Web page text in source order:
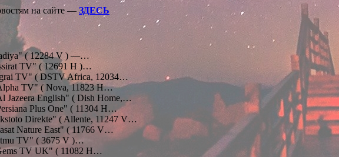
на сайте — ЗДЕСЬ
( 12284 V ) —…
TV" ( 12691 H )…
TV" ( DSTV Africa, 12034…
TV" ( Nova, 11823 H…
Jazeera English" ( Dish Home,…
Plus One" ( 11304 Н…
Direkte" ( Allente, 11247 V…
Nature East" ( 11766 V…
TV" ( 3675 V )…
TV UK" ( 11082 H…